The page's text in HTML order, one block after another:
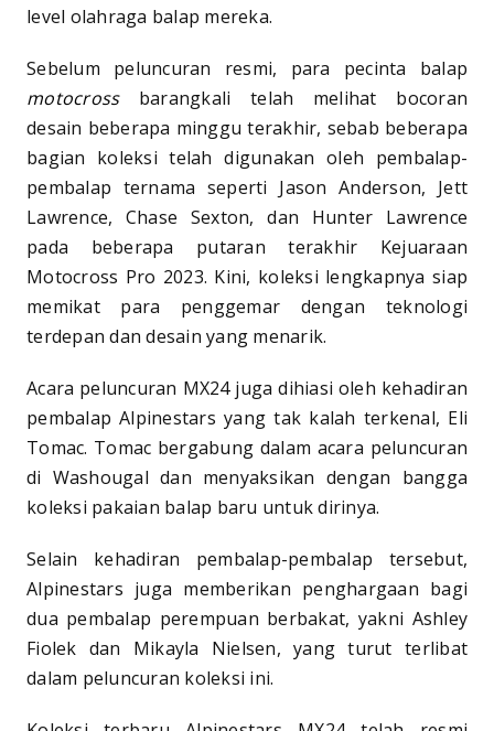
level olahraga balap mereka.
Sebelum peluncuran resmi, para pecinta balap
motocross barangkali telah melihat bocoran
desain beberapa minggu terakhir, sebab beberapa
bagian koleksi telah digunakan oleh pembalap-
pembalap ternama seperti Jason Anderson, Jett
Lawrence, Chase Sexton, dan Hunter Lawrence
pada beberapa putaran terakhir Kejuaraan
Motocross Pro 2023. Kini, koleksi lengkapnya siap
memikat para penggemar dengan teknologi
terdepan dan desain yang menarik.
Acara peluncuran MX24 juga dihiasi oleh kehadiran
pembalap Alpinestars yang tak kalah terkenal, Eli
Tomac. Tomac bergabung dalam acara peluncuran
di Washougal dan menyaksikan dengan bangga
koleksi pakaian balap baru untuk dirinya.
Selain kehadiran pembalap-pembalap tersebut,
Alpinestars juga memberikan penghargaan bagi
dua pembalap perempuan berbakat, yakni Ashley
Fiolek dan Mikayla Nielsen, yang turut terlibat
dalam peluncuran koleksi ini.